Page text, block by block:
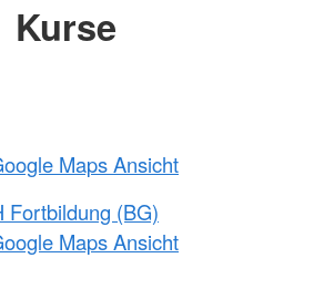
Kurse
Maps Ansicht
Fortbildung (BG)
Maps Ansicht